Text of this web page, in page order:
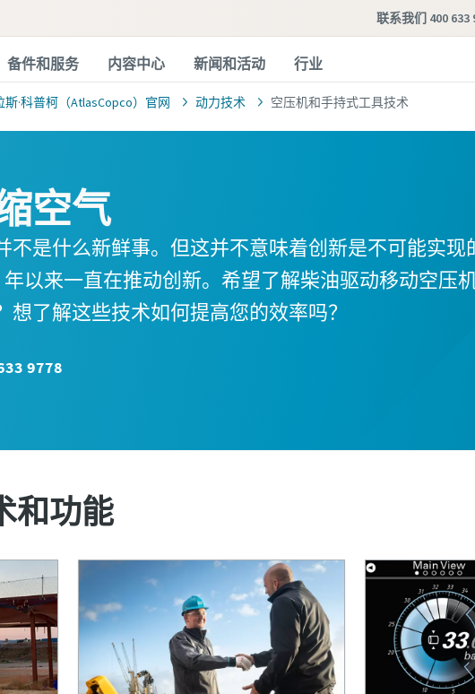
联系我们 400 633
备件和服务 内容中心 新闻和活动 行业
斯·科普柯（AtlasCopco）官网 动力技术 空压机和手持式工具技术
空气
是什么新鲜事。但这并不意味着创新是不可能实现
年以来一直在推动创新。希望了解柴油驱动移动空压
了解这些技术如何提高您的效率吗？
9778
和功能